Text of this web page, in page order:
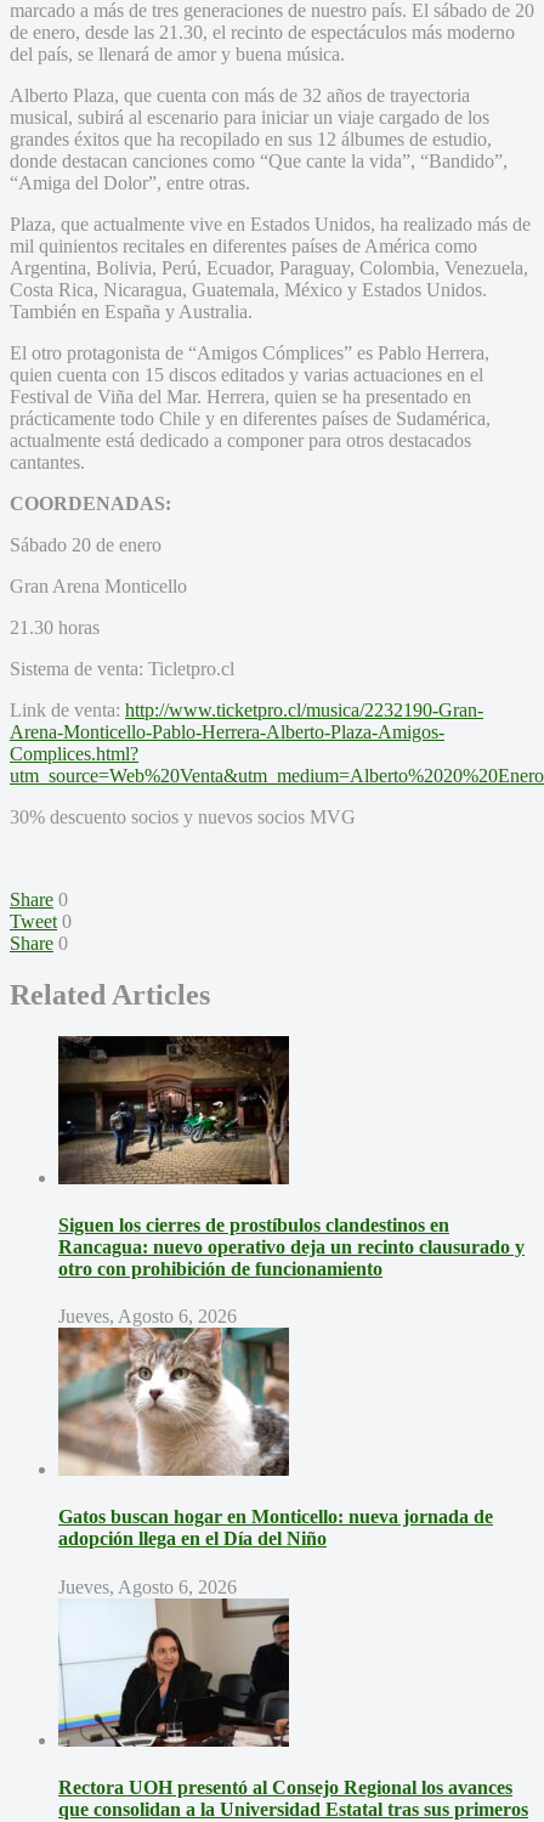
marcado a más de tres generaciones de nuestro país. El sábado de 20
de enero, desde las 21.30, el recinto de espectáculos más moderno
del país, se llenará de amor y buena música.
Alberto Plaza, que cuenta con más de 32 años de trayectoria
musical, subirá al escenario para iniciar un viaje cargado de los
grandes éxitos que ha recopilado en sus 12 álbumes de estudio,
donde destacan canciones como “Que cante la vida”, “Bandido”,
“Amiga del Dolor”, entre otras.
Plaza, que actualmente vive en Estados Unidos, ha realizado más de
mil quinientos recitales en diferentes países de América como
Argentina, Bolivia, Perú, Ecuador, Paraguay, Colombia, Venezuela,
Costa Rica, Nicaragua, Guatemala, México y Estados Unidos.
También en España y Australia.
El otro protagonista de “Amigos Cómplices” es Pablo Herrera,
quien cuenta con 15 discos editados y varias actuaciones en el
Festival de Viña del Mar. Herrera, quien se ha presentado en
prácticamente todo Chile y en diferentes países de Sudamérica,
actualmente está dedicado a componer para otros destacados
cantantes.
COORDENADAS:
Sábado 20 de enero
Gran Arena Monticello
21.30 horas
Sistema de venta: Ticletpro.cl
Link de venta: http://www.ticketpro.cl/musica/2232190-Gran-
Arena-Monticello-Pablo-Herrera-Alberto-Plaza-Amigos-
Complices.html?
utm_source=Web%20Venta&utm_medium=Alberto%2020%20Enero
30% descuento socios y nuevos socios MVG
Share 0
Tweet 0
Share 0
Related Articles
Siguen los cierres de prostíbulos clandestinos en
Rancagua: nuevo operativo deja un recinto clausurado y
otro con prohibición de funcionamiento
Jueves, Agosto 6, 2026
Gatos buscan hogar en Monticello: nueva jornada de
adopción llega en el Día del Niño
Jueves, Agosto 6, 2026
Rectora UOH presentó al Consejo Regional los avances
que consolidan a la Universidad Estatal tras sus primeros